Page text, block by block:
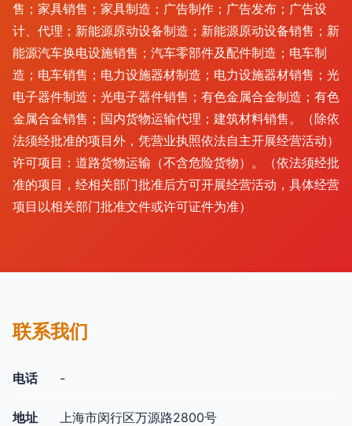
售；家具销售；家具制造；广告制作；广告发布；广告设
计、代理；新能源原动设备制造；新能源原动设备销售；新
能源汽车换电设施销售；汽车零部件及配件制造；电车制
造；电车销售；电力设施器材制造；电力设施器材销售；光
电子器件制造；光电子器件销售；有色金属合金制造；有色
金属合金销售；国内货物运输代理；建筑材料销售。（除依
法须经批准的项目外，凭营业执照依法自主开展经营活动）
许可项目：道路货物运输（不含危险货物）。（依法须经批
准的项目，经相关部门批准后方可开展经营活动，具体经营
项目以相关部门批准文件或许可证件为准）
联系我们
电话 -
地址 上海市闵行区万源路2800号